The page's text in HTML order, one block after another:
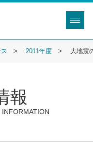
2011年度 大地震
報